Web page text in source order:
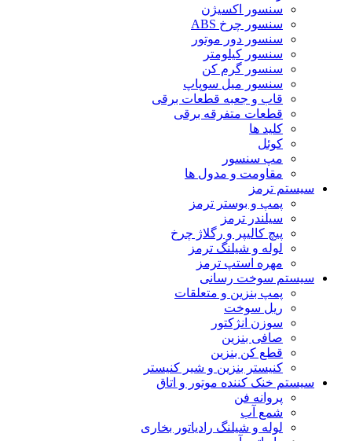
سنسور اکسیژن
سنسور چرخ ABS
سنسور دور موتور
سنسور کیلومتر
سنسور گرم کن
سنسور میل سوپاپ
قاب و جعبه قطعات برقی
قطعات متفرقه برقی
کلید ها
کوئل
مپ سنسور
مقاومت و مدول ها
سیستم ترمز
پمپ و بوستر ترمز
سیلندر ترمز
پیچ کالیپر و رگلاژ چرخ
لوله و شیلنگ ترمز
مهره استپ ترمز
سیستم سوخت رسانی
پمپ بنزین و متعلقات
ریل سوخت
سوزن انژکتور
صافی بنزین
قطع کن بنزین
کنیستر بنزین و شیر کنیستر
سیستم خنک کننده موتور و اتاق
پروانه فن
شمع آب
لوله و شیلنگ رادیاتور بخاری